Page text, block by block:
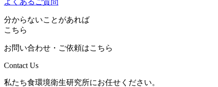
よくあるご質問
分からないことがあれば
こちら
お問い合わせ・ご依頼はこちら
Contact Us
私たち食環境衛生研究所にお任せください。